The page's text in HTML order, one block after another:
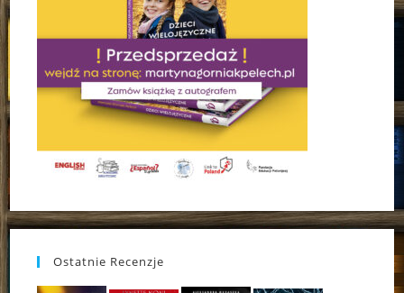
Ostatnie Recenzje